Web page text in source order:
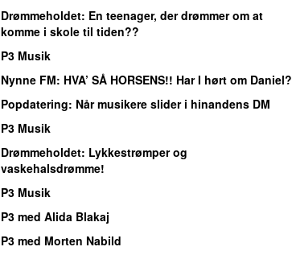
Drømmeholdet: En teenager, der drømmer om at
komme i skole til tiden??
P3 Musik
Nynne FM: HVA’ SÅ HORSENS!! Har I hørt om Daniel?
Popdatering: Når musikere slider i hinandens DM
P3 Musik
Drømmeholdet: Lykkestrømper og
vaskehalsdrømme!
P3 Musik
P3 med Alida Blakaj
P3 med Morten Nabild